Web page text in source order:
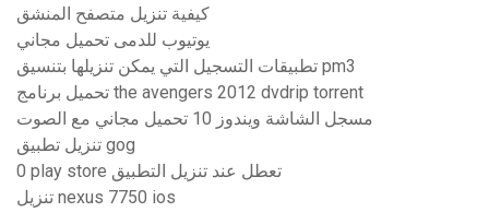
كيفية تنزيل متصفح المنشق
يوتيوب للدمى تحميل مجاني
تطبيقات التسجيل التي يمكن تنزيلها بتنسيق pm3
تحميل برنامج the avengers 2012 dvdrip torrent
مسجل الشاشة ويندوز 10 تحميل مجاني مع الصوت
تنزيل تطبيق gog
0 play store تعطل عند تنزيل التطبيق
تنزيل nexus 7750 ios